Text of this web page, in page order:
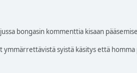
bongasin kommenttia kisaan
ymmärrettävistä syistä käsitys että homma